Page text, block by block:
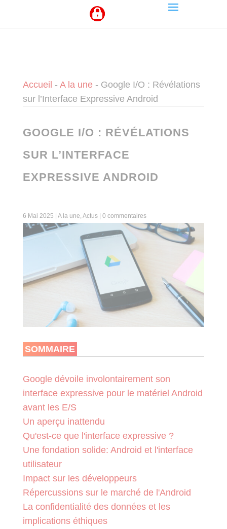
Accueil - A la une - Google I/O : Révélations
sur l’Interface Expressive Android
GOOGLE I/O : RÉVÉLATIONS
SUR L’INTERFACE
EXPRESSIVE ANDROID
6 Mai 2025 A la une, Actus| 0 commentaires
SOMMAIRE
Google dévoile involontairement son
interface expressive pour le matériel Android
avant les E/S
Un aperçu inattendu
Qu'est-ce que l'interface expressive ?
Une fondation solide: Android et l'interface
utilisateur
Impact sur les développeurs
Répercussions sur le marché de l'Android
La confidentialité des données et les
implications éthiques
Panneau de gestion des cookies